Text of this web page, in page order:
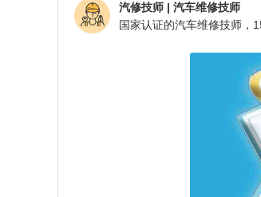
汽修技师 | 汽车维修技师